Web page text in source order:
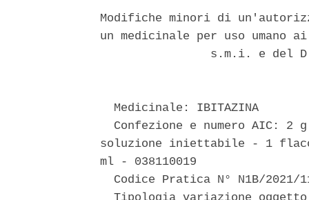
Modifiche minori di
un medicinale per uso umano
s.m.i. e del
  Medicinale: IBITAZINA
Confezione e numero AIC: 2
soluzione iniettabile - 1
ml - 038110019
Codice Pratica N° N1B/